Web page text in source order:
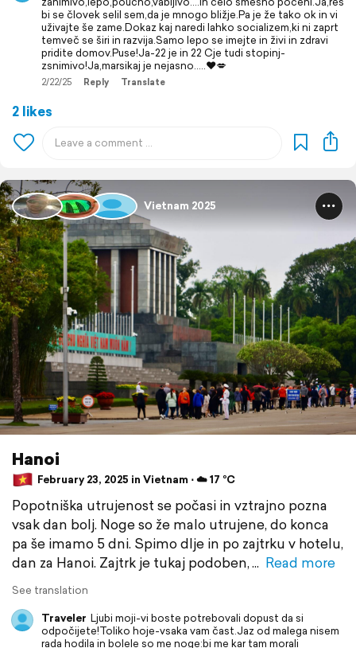
bi se človek selil sem,da je mnogo bližje.Pa je že tako ok in vi
uživajte še zame.Dokaz kaj naredi lahko socializem,ki ni zaprt
temveč se širi in razvija.Samo lepo se imejte in živi in zdravi
pridite domov.Puse!Ja-22 je in 22 Cje tudi stopinj-
zsnimivo!Ja,marsikaj je nejasno.....❤️💋
2/22/25 Reply Translate
2 likes
Vietnam 2025
Hanoi
February 23, 2025 in Vietnam ⋅ ☁️ 17 °C
Popotniška utrujenost se počasi in vztrajno pozna
vsak dan bolj. Noge so že malo utrujene, do konca
pa še imamo 5 dni. Spimo dlje in po zajtrku v hotelu,
dan za Hanoi. Zajtrk je tukaj podoben,
Read more
See translation
Traveler Ljubi moji-vi boste potrebovali dopust da si
odpočijete!Toliko hoje-vsaka vam čast.Jaz od malega nisem
rada hodila in bolele so me noge:bi me kar tam morali